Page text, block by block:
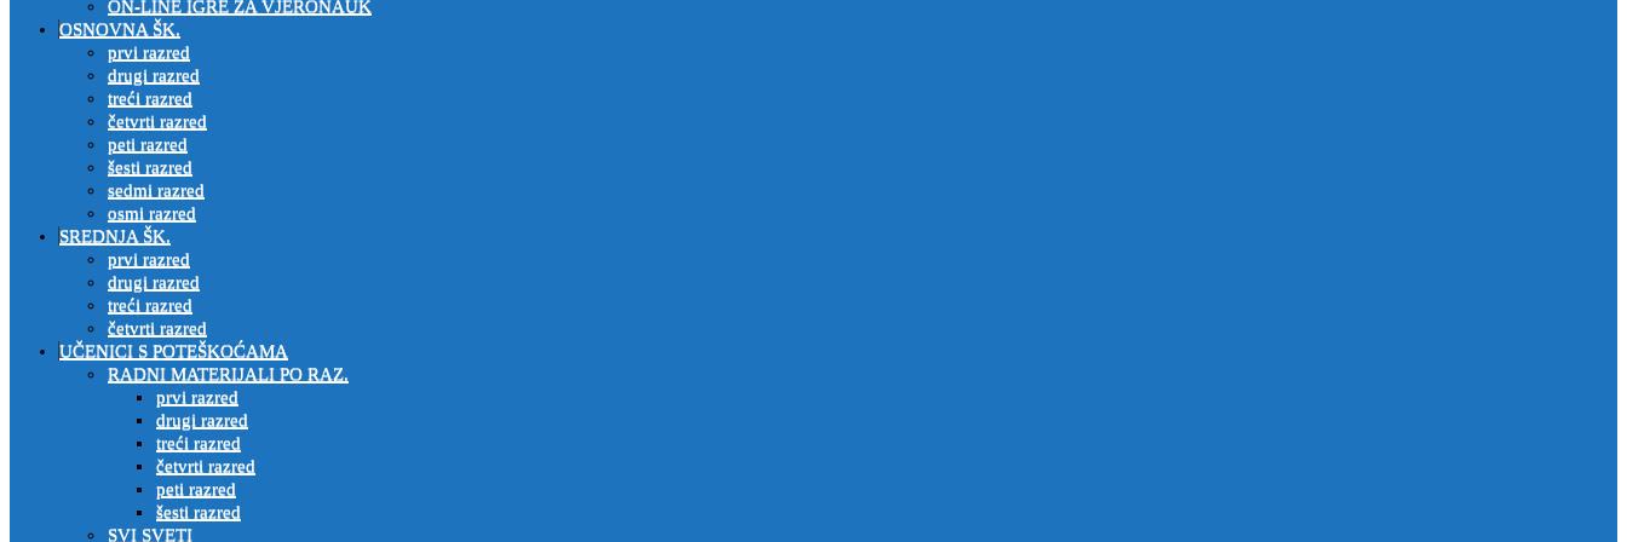
ON-LINE IGRE ZA VJERONAUK
OSNOVNA ŠK.
prvi razred
drugi razred
treći razred
četvrti razred
peti razred
šesti razred
sedmi razred
osmi razred
SREDNJA ŠK.
prvi razred
drugi razred
treći razred
četvrti razred
UČENICI S POTEŠKOĆAMA
RADNI MATERIJALI PO RAZ.
prvi razred
drugi razred
treći razred
četvrti razred
peti razred
šesti razred
SVI SVETI